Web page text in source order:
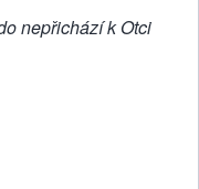
nepřichází k Otci